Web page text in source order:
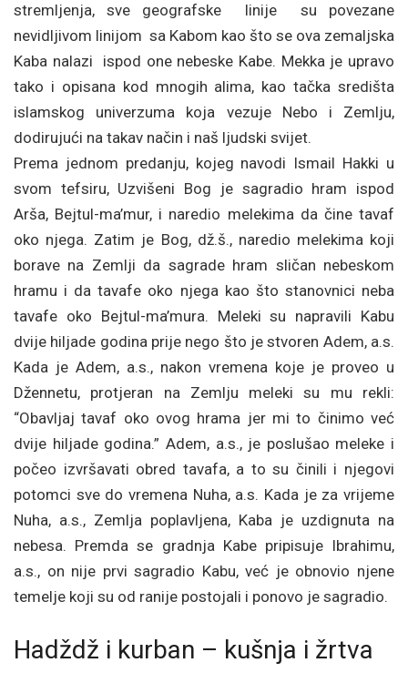
stremljenja, sve geografske linije su povezane
nevidljivom linijom sa Kabom kao što se ova zemaljska
Kaba nalazi ispod one nebeske Kabe. Mekka je upravo
tako i opisana kod mnogih alima, kao tačka središta
islamskog univerzuma koja vezuje Nebo i Zemlju,
dodirujući na takav način i naš ljudski svijet.
Prema jednom predanju, kojeg navodi Ismail Hakki u
svom tefsiru, Uzvišeni Bog je sagradio hram ispod
Arša, Bejtul-ma’mur, i naredio melekima da čine tavaf
oko njega. Zatim je Bog, dž.š., naredio melekima koji
borave na Zemlji da sagrade hram sličan nebeskom
hramu i da tavafe oko njega kao što stanovnici neba
tavafe oko Bejtul-ma’mura. Meleki su napravili Kabu
dvije hiljade godina prije nego što je stvoren Adem, a.s.
Kada je Adem, a.s., nakon vremena koje je proveo u
Džennetu, protjeran na Zemlju meleki su mu rekli:
“Obavljaj tavaf oko ovog hrama jer mi to činimo već
dvije hiljade godina.” Adem, a.s., je poslušao meleke i
počeo izvršavati obred tavafa, a to su činili i njegovi
potomci sve do vremena Nuha, a.s. Kada je za vrijeme
Nuha, a.s., Zemlja poplavljena, Kaba je uzdignuta na
nebesa. Premda se gradnja Kabe pripisuje Ibrahimu,
a.s., on nije prvi sagradio Kabu, već je obnovio njene
temelje koji su od ranije postojali i ponovo je sagradio.
Hadždž i kurban – kušnja i žrtva